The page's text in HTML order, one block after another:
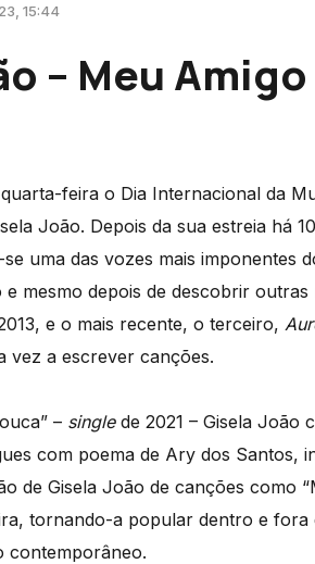
15:44
– Meu
feira o Dia Internacional da
João. Depois da sua estreia há
uma das vozes mais imponentes
mesmo depois de descobrir
e o mais recente, o terceiro,
vez a escrever canções.
– singlede 2021 – Gisela João
com poema de Ary dos Santos,
de Gisela João de canções como
tornando-a popular dentro e fora
contemporâneo.